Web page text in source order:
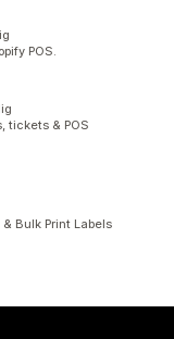
POS.
tickets & POS
& Bulk Print Labels